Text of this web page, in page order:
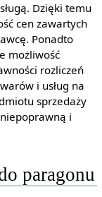
Dzięki temu
cen zawartych
Ponadto
możliwość
rozliczeń
i usług na
sprzedaży
i
paragonu